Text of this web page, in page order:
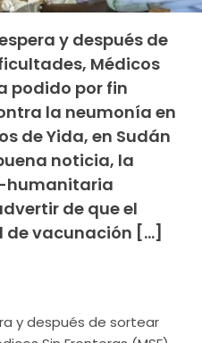
y después de
Médicos
podido por fin
la neumonía en
de Yida, en Sudán
noticia, la
humanitaria
de que el
vacunación […]
y después de sortear